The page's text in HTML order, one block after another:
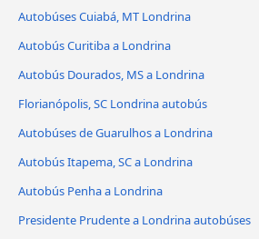
Autobúses Cuiabá, MT Londrina
Autobús Curitiba a Londrina
Autobús Dourados, MS a Londrina
Florianópolis, SC Londrina autobús
Autobúses de Guarulhos a Londrina
Autobús Itapema, SC a Londrina
Autobús Penha a Londrina
Presidente Prudente a Londrina autobúses